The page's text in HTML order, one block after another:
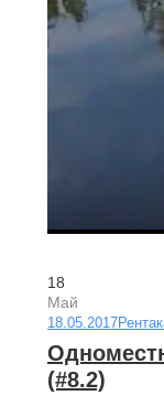
18
Май
18.05.2017
(#8.2)